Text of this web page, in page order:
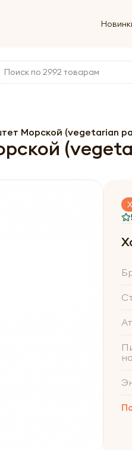
Морской (vegetarian